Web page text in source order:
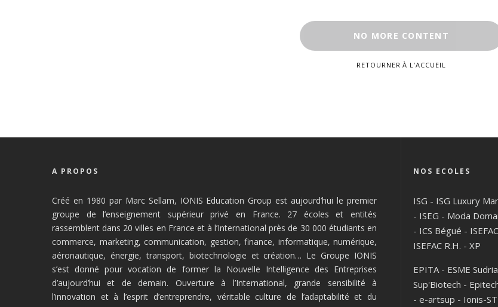
NO MORE CONTENT
RETOURNER À L’ACCUEIL
A PROPOS
Créé en 1980 par Marc Sellam, IONIS Education Group est aujourd’hui le premier
groupe de l’enseignement supérieur privé en France. 27 écoles et entités
rassemblent dans 20 villes en France et à l’International près de 30 000 étudiants en
commerce, marketing, communication, gestion, finance, informatique, numérique,
aéronautique, énergie, transport, biotechnologie et création… Le Groupe IONIS
s’est donné pour vocation de former la Nouvelle Intelligence des Entreprises
d’aujourd’hui et de demain. Ouverture à l’International, grande sensibilité à
l’innovation et à l’esprit d’entreprendre, véritable culture de l’adaptabilité et du
NOS ECOLES
ISG - ISG Luxury
- ISEG - Moda
- ICS Bégué -
ISEFAC R.H. - XP
EPITA - ESME Sudria
Sup'Biotech -
- e-artsup - Ionis-